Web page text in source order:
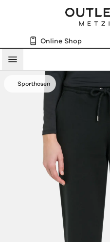
Online Shop
Menü
Sporthosen